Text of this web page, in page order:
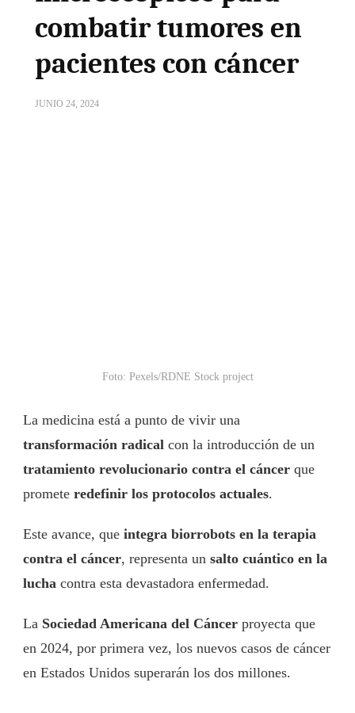
combatir tumores en
pacientes con cáncer
JUNIO 24, 2024
Foto: Pexels/RDNE Stock project
La medicina está a punto de vivir una
transformación radical con la introducción de un
tratamiento revolucionario contra el cáncer que
promete redefinir los protocolos actuales.
Este avance, que integra biorrobots en la terapia
contra el cáncer, representa un salto cuántico en la
lucha contra esta devastadora enfermedad.
La Sociedad Americana del Cáncer proyecta que
en 2024, por primera vez, los nuevos casos de cáncer
en Estados Unidos superarán los dos millones.